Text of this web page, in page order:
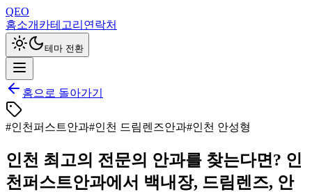
QEO
홈소개 카테고리 연락처
테마 전환
홈으로 돌아가기
#인천퍼스트안과#인천 드림렌즈안과#인천 안성형
인천 최고의 전문의 안과를 찾는다면? 인
천퍼스트안과에서 백내장, 드림렌즈, 안